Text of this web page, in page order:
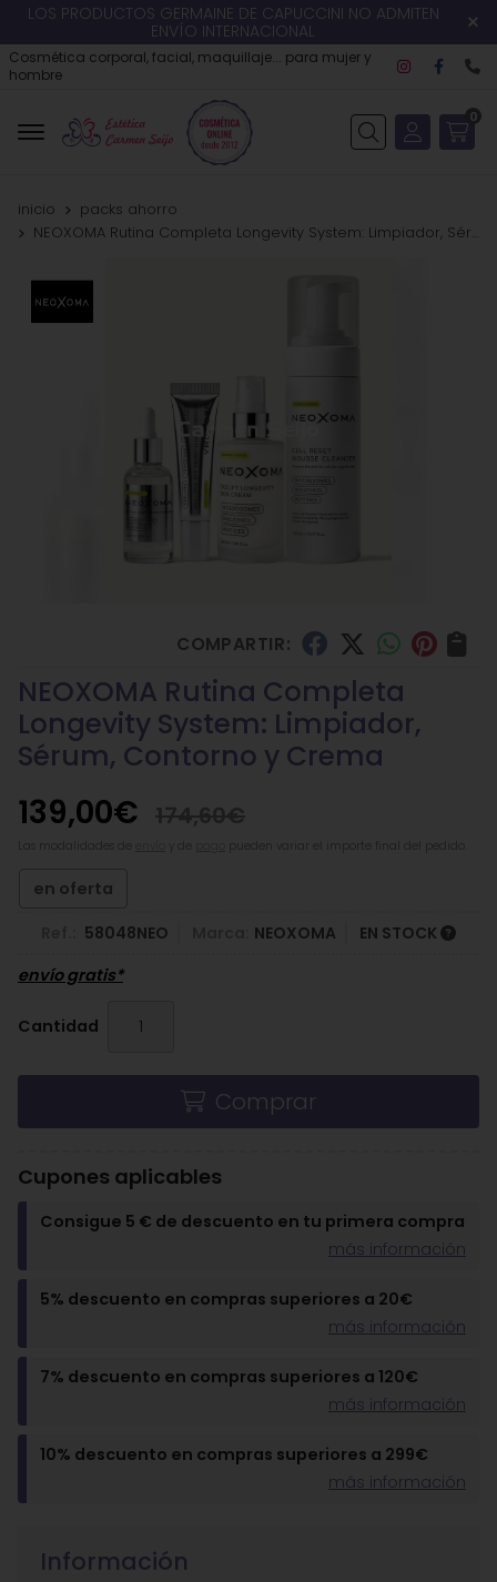
LOS PRODUCTOS GERMAINE DE CAPUCCINI NO ADMITEN
ENVÍO INTERNACIONAL
Cosmética corporal, facial, maquillaje... para mujer y
hombre
Buscar
0
inicio
packs ahorro
NEOXOMA Rutina Completa Longevity System: Limpiador, Sérum, Contorno y Crema
COMPARTIR:
NEOXOMA Rutina Completa
Longevity System: Limpiador,
Sérum, Contorno y Crema
139,00€
pueden variar el importe final del pedido.
en oferta
58048NEO NEOXOMA
EN STOCK
envío gratis*
Cantidad
Comprar
Cupones aplicables
Consigue 5 € de descuento en tu primera compra
más información
5% descuento en compras superiores a 20€
más información
7% descuento en compras superiores a 120€
más información
10% descuento en compras superiores a 299€
más información
Información